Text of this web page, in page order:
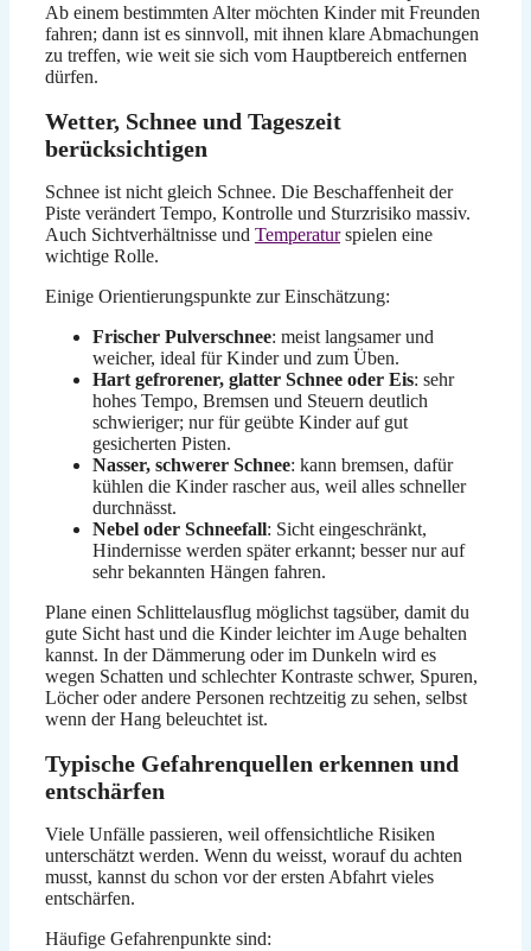
Ab einem bestimmten Alter möchten Kinder mit Freunden
fahren; dann ist es sinnvoll, mit ihnen klare Abmachungen
zu treffen, wie weit sie sich vom Hauptbereich entfernen
dürfen.
Wetter, Schnee und Tageszeit
berücksichtigen
Schnee ist nicht gleich Schnee. Die Beschaffenheit der
Piste verändert Tempo, Kontrolle und Sturzrisiko massiv.
Auch Sichtverhältnisse und Temperaturspielen eine
wichtige Rolle.
Einige Orientierungspunkte zur Einschätzung:
Frischer Pulverschnee: meist langsamer und
weicher, ideal für Kinder und zum Üben.
Hart gefrorener, glatter Schnee oder Eis: sehr
hohes Tempo, Bremsen und Steuern deutlich
schwieriger; nur für geübte Kinder auf gut
gesicherten Pisten.
Nasser, schwerer Schnee: kann bremsen, dafür
kühlen die Kinder rascher aus, weil alles schneller
durchnässt.
Nebel oder Schneefall: Sicht eingeschränkt,
Hindernisse werden später erkannt; besser nur auf
sehr bekannten Hängen fahren.
Plane einen Schlittelausflug möglichst tagsüber, damit du
gute Sicht hast und die Kinder leichter im Auge behalten
kannst. In der Dämmerung oder im Dunkeln wird es
wegen Schatten und schlechter Kontraste schwer, Spuren,
Löcher oder andere Personen rechtzeitig zu sehen, selbst
wenn der Hang beleuchtet ist.
Typische Gefahrenquellen erkennen und
entschärfen
Viele Unfälle passieren, weil offensichtliche Risiken
unterschätzt werden. Wenn du weisst, worauf du achten
musst, kannst du schon vor der ersten Abfahrt vieles
entschärfen.
Häufige Gefahrenpunkte sind: